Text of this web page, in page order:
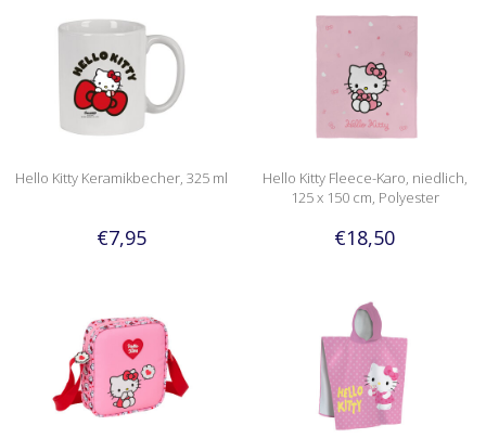
Hello Kitty Keramikbecher, 325 ml
€7,95
Hello Kitty Fleece-Karo, niedlich,
125 x 150 cm, Polyester
€18,50